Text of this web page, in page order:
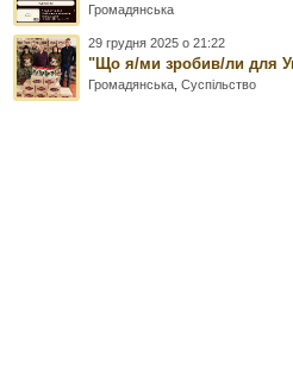
Громадянська
29 грудня 2025 о 21:22
"Що я/ми зробив/ли для
Громадянська ,Суспільство